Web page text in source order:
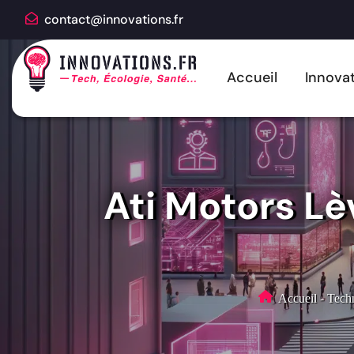
contact@innovations.fr
Accueil
Ati Motors
Accueil -